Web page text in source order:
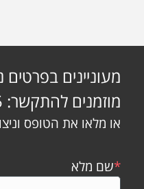
מוזמנים להתקשר: 1-700-502-455
או מלאו את הטופס
*שם מלא